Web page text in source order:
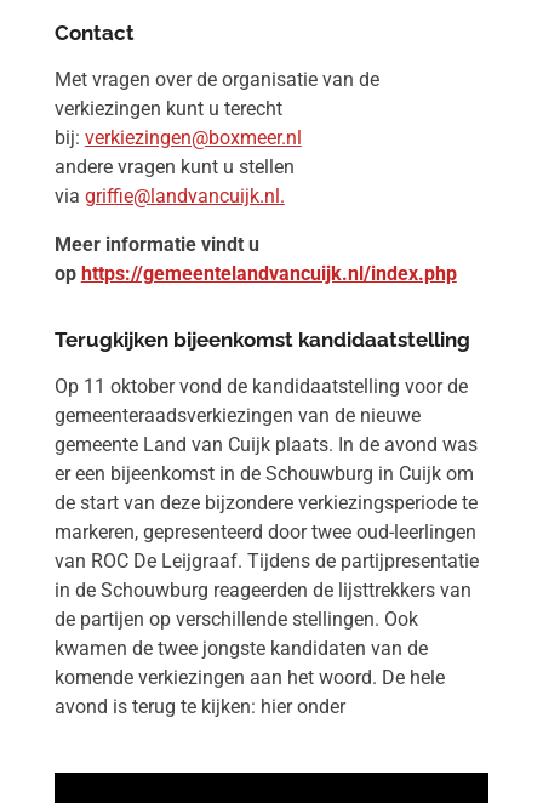
Contact
Met vragen over de organisatie van de
verkiezingen kunt u terecht
bij: verkiezingen@boxmeer.nl
andere vragen kunt u stellen
via griffie@landvancuijk.nl.
Meer informatie vindt u
op https://gemeentelandvancuijk.nl/index.php
Terugkijken bijeenkomst kandidaatstelling
Op 11 oktober vond de kandidaatstelling voor de
gemeenteraadsverkiezingen van de nieuwe
gemeente Land van Cuijk plaats. In de avond was
er een bijeenkomst in de Schouwburg in Cuijk om
de start van deze bijzondere verkiezingsperiode te
markeren, gepresenteerd door twee oud-leerlingen
van ROC De Leijgraaf. Tijdens de partijpresentatie
in de Schouwburg reageerden de lijsttrekkers van
de partijen op verschillende stellingen. Ook
kwamen de twee jongste kandidaten van de
komende verkiezingen aan het woord. De hele
avond is terug te kijken: hier onder